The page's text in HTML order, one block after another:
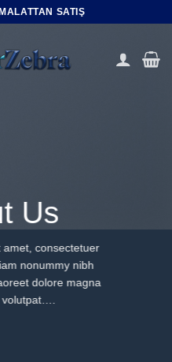
SATIŞ
Us
consectetuer
nonummy nibh
dolore magna
volutpat….